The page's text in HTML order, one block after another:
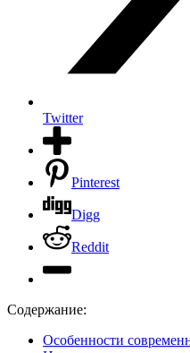
Twitter
Pinterest
Digg
Reddit
Содержание:
Особенности